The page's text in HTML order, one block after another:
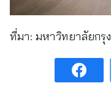
ที่มา: มหาวิทยาลัยกรุ